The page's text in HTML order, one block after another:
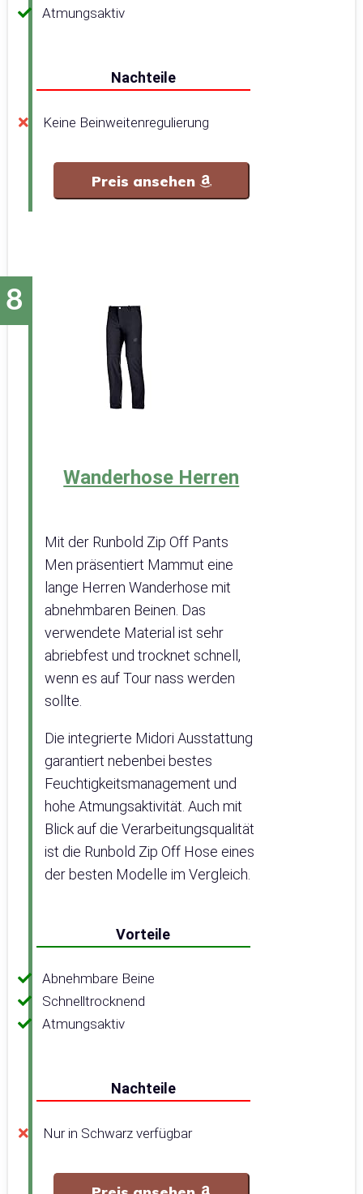
Atmungsaktiv
Nachteile
Keine Beinweitenregulierung
Preis ansehen
Wanderhose Herren
Mit der Runbold Zip Off Pants
Men präsentiert Mammut eine
lange Herren Wanderhose mit
abnehmbaren Beinen. Das
verwendete Material ist sehr
abriebfest und trocknet schnell,
wenn es auf Tour nass werden
sollte.
Die integrierte Midori Ausstattung
garantiert nebenbei bestes
Feuchtigkeitsmanagement und
hohe Atmungsaktivität. Auch mit
Blick auf die Verarbeitungsqualität
ist die Runbold Zip Off Hose eines
der besten Modelle im Vergleich.
Vorteile
Abnehmbare Beine
Schnelltrocknend
Atmungsaktiv
Nachteile
Nur in Schwarz verfügbar